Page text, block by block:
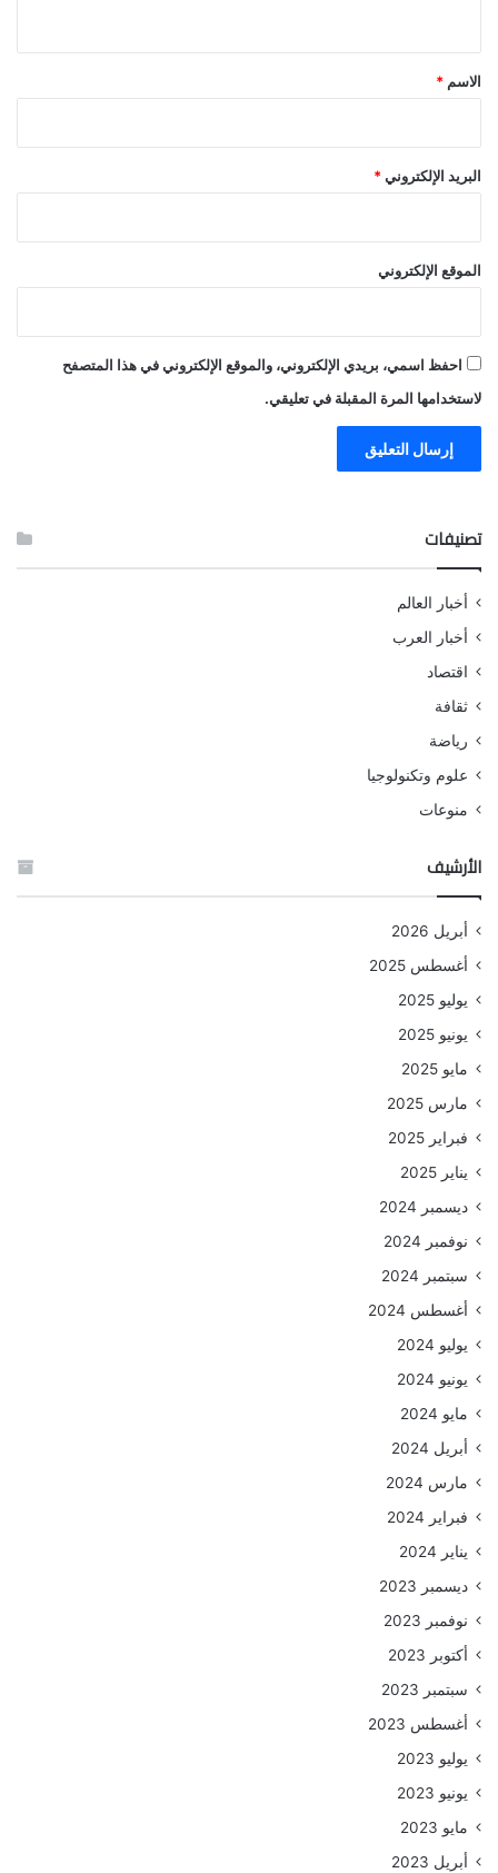
*
الاسم *
البريد الإلكتروني *
الموقع الإلكتروني
احفظ اسمي، بريدي الإلكتروني، والموقع الإلكتروني في هذا المتصفح
لاستخدامها المرة المقبلة في تعليقي.
تصنيفات
أخبار العالم
أخبار العرب
اقتصاد
ثقافة
رياضة
علوم وتكنولوجيا
منوعات
الأرشيف
أبريل 2026
أغسطس 2025
يوليو 2025
يونيو 2025
مايو 2025
مارس 2025
فبراير 2025
يناير 2025
ديسمبر 2024
نوفمبر 2024
سبتمبر 2024
أغسطس 2024
يوليو 2024
يونيو 2024
مايو 2024
أبريل 2024
مارس 2024
فبراير 2024
يناير 2024
ديسمبر 2023
نوفمبر 2023
أكتوبر 2023
سبتمبر 2023
أغسطس 2023
يوليو 2023
يونيو 2023
مايو 2023
أبريل 2023